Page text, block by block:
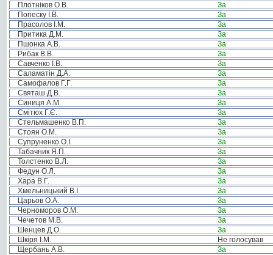
Плотніков О.В.
За
Попеску І.В.
За
Прасолов І.М.
За
Притика Д.М.
За
Пшонка А.В.
За
Рибак В.В.
За
Савченко І.В.
За
Саламатін Д.А.
За
Самофалов Г.Г.
За
Святаш Д.В.
За
Синиця А.М.
За
Смітюх Г.Є.
За
Стельмашенко В.П.
За
Стоян О.М.
За
Супруненко О.І.
За
Табачник Я.П.
За
Толстенко В.Л.
За
Федун О.Л.
За
Хара В.Г.
За
Хмельницький В.І.
За
Царьов О.А.
За
Черноморов О.М.
За
Чечетов М.В.
За
Шенцев Д.О.
За
Шкіря І.М.
Не голосував
Щербань А.В.
За